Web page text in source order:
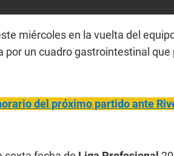
miércoles en la vuelta del
por un cuadro gastrointestinal que
del próximo partido ante